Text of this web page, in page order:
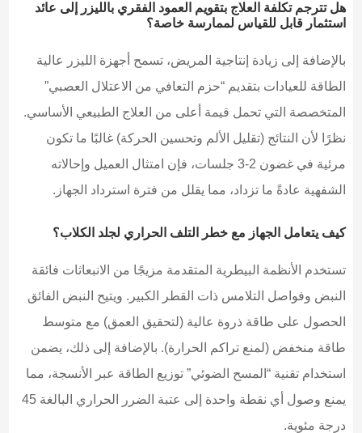
هل تترجم تكلفة العلاج بتقويم العمود الفقري بالليزر إلى عائد
استثمار قابل للقياس لممارسة خاصة؟
بالإضافة إلى زيادة إنتاجية المريض، تسمح أجهزة الليزر عالية
الطاقة للعيادات بتقديم “حزم التعافي من الاعتلال العصبي”
المتخصصة التي تحمل قيمة أعلى من العلاج الطبيعي الأساسي.
نظرًا لأن النتائج (تقليل الألم وتحسين الحركة) غالبًا ما تكون
مرئية في غضون 2-3 جلسات، فإن امتثال العميل وإحالاته
الشفهية عادةً ما تزداد، مما يقلل من فترة استرداد الجهاز.
كيف يتعامل الجهاز مع خطر التلف الحراري لجلد الكلاب؟
تستخدم الأنظمة البيطرية المتقدمة مزيجًا من الانبعاثات فائقة
النبض وفواصل التلامس ذات القطر الكبير. ويتيح النبض الفائق
الحصول على طاقة ذروة عالية (لتحقيق العمق) مع متوسط
طاقة منخفض (لمنع تراكم الحرارة). بالإضافة إلى ذلك، يضمن
استخدام تقنية “المسح الضوئي” توزيع الطاقة عبر الأنسجة، مما
يمنع وصول أي نقطة واحدة إلى عتبة الضرر الحراري البالغة 45
درجة مئوية.